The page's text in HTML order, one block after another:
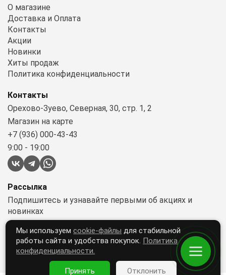
Контакты
Орехово-Зуево, Северная, 30, стр. 1, 2
Магазин на карте
+7 (936) 000-43-43
9:00 - 19:00
О магазине
Доставка и Оплата
Контакты
Акции
Новинки
Хиты продаж
Политика конфиденциальности
Рассылка
Подпишитесь и узнавайте первыми об акциях и
новинках
Подписываясь, вы принимаете условия
«Политики конфиденциальности»
Мы используемcookie-файлы для стабильной
работы сайта и удобства покупок. Политика
конфиденциальности.
Принять Отклонить